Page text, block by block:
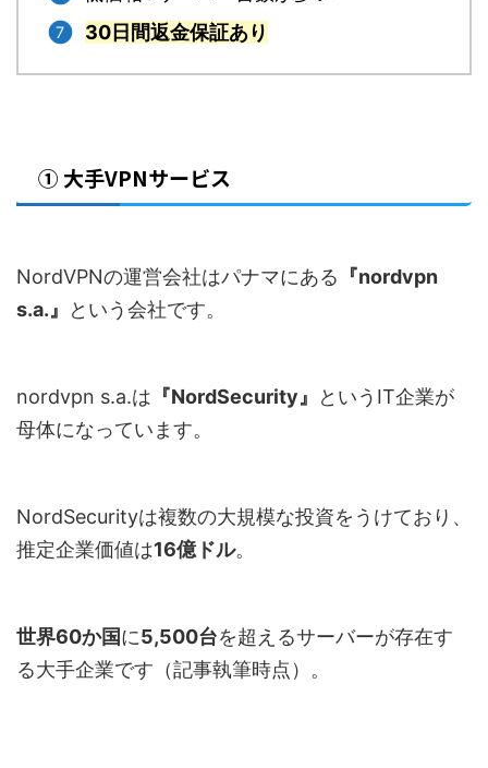
30日間返金保証あり
① 大手VPNサービス
NordVPNの運営会社はパナマにある 『nordvpn
s.a.』
という会社です。
nordvpn s.a.は 『NordSecurity』
というIT企業が
母体になっています。
NordSecurityは複数の大規模な投資をうけており、
推定企業価値は16億ドル。
世界60か国に5,500台を超えるサーバーが存在す
る大手企業です（記事執筆時点）。